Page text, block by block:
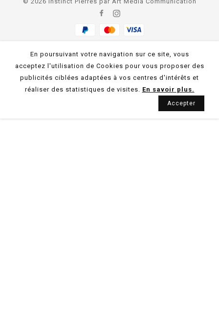
En poursuivant votre navigation sur ce site, vous
acceptez l'utilisation de Cookies pour vous proposer des
publicités ciblées adaptées à vos centres d'intérêts et
réaliser des statistiques de visites. En savoir plus.
Accepter